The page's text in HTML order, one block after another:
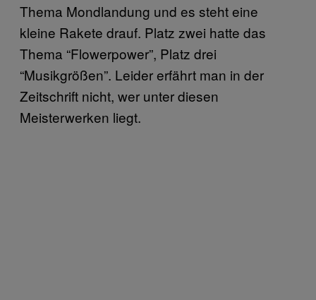
Thema Mondlandung und es steht eine
kleine Rakete drauf. Platz zwei hatte das
Thema “Flowerpower”, Platz drei
“Musikgrößen”. Leider erfährt man in der
Zeitschrift nicht, wer unter diesen
Meisterwerken liegt.